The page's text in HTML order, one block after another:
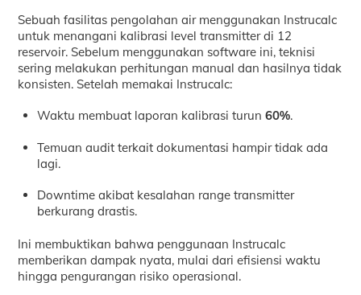
Sebuah fasilitas pengolahan air menggunakan Instrucalc
untuk menangani kalibrasi level transmitter di 12
reservoir. Sebelum menggunakan software ini, teknisi
sering melakukan perhitungan manual dan hasilnya tidak
konsisten. Setelah memakai Instrucalc:
Waktu membuat laporan kalibrasi turun60%.
Temuan audit terkait dokumentasi hampir tidak ada
lagi.
Downtime akibat kesalahan range transmitter
berkurang drastis.
Ini membuktikan bahwa penggunaan Instrucalc
memberikan dampak nyata, mulai dari efisiensi waktu
hingga pengurangan risiko operasional.